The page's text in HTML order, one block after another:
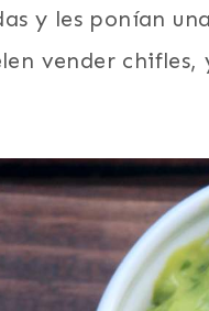
y les ponían
vender chifles,